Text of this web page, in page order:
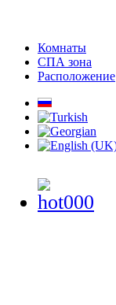
Комнаты
СПА зона
Расположение